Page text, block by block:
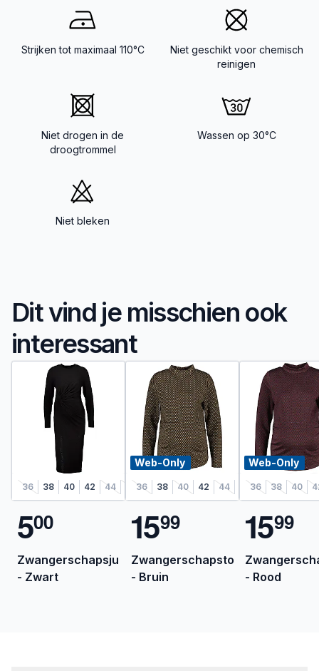
Strijken tot maximaal 110°C
Niet geschikt voor chemisch
reinigen
Niet drogen in de
droogtrommel
Wassen op 30°C
Niet bleken
Dit vind je misschien ook
interessant
36 38 40 42 44 48
500
Zwangerschapsjurk
- Zwart
Web-Only
36 38 40 42 44 48
1599
Zwangerschapstop
- Bruin
Web-Only
36 38 40
1599
- Rood